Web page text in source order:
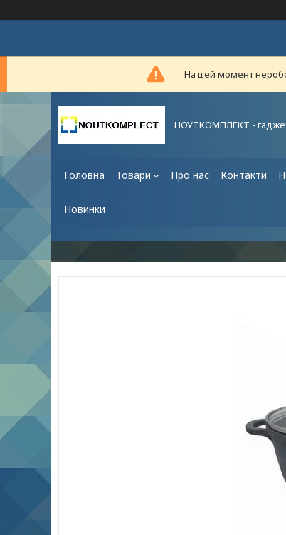
На цей момент
НОУТКОМПЛЕКТ -
Головна Товари Про нас Контакти
Новинки